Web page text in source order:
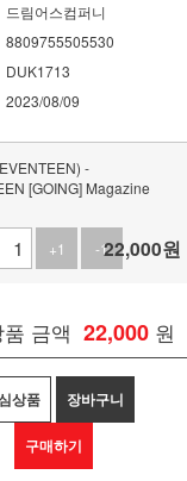
드림어스컴퍼니
8809755505530
DUK1713
2023/08/09
-
[GOING] Magazine
+1
-122,000원
금액 22,000 원
상품 장바구니
구매하기